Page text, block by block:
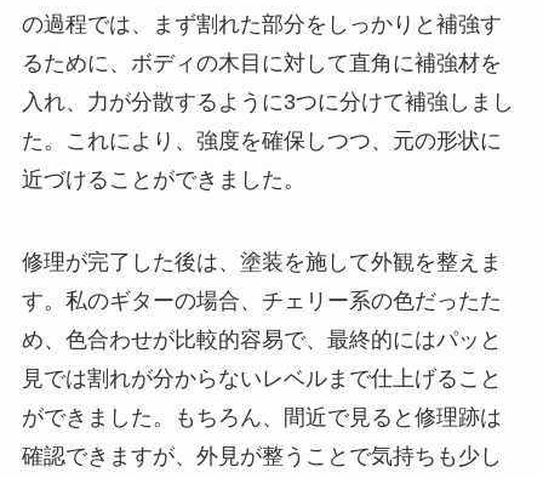
の過程では、まず割れた部分をしっかりと補強す
るために、ボディの木目に対して直角に補強材を
入れ、力が分散するように3つに分けて補強しまし
た。これにより、強度を確保しつつ、元の形状に
近づけることができました。
修理が完了した後は、塗装を施して外観を整えま
す。私のギターの場合、チェリー系の色だったた
め、色合わせが比較的容易で、最終的にはパッと
見では割れが分からないレベルまで仕上げること
ができました。もちろん、間近で見ると修理跡は
確認できますが、外見が整うことで気持ちも少し